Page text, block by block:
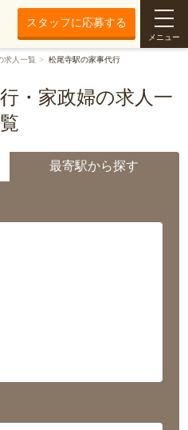
スタッフに応募する
メニュー
求人一覧 松尾寺駅の家事代行
・家政婦の求人一
覧
最寄駅から探す